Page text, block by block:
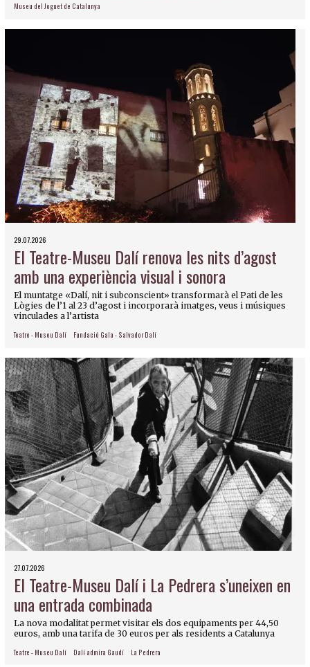
Museu del Joguet de Catalunya
29.07.2026
El Teatre-Museu Dalí renova les nits d’agost
amb una experiència visual i sonora
El muntatge «Dalí, nit i subconscient» transformarà el Pati de les
Lògies de l’1 al 23 d’agost i incorporarà imatges, veus i músiques
vinculades a l’artista
Teatre - Museu Dalí Fundació Gala - Salvador Dalí
27.07.2026
El Teatre-Museu Dalí i La Pedrera s’uneixen en
una entrada combinada
La nova modalitat permet visitar els dos equipaments per 44,50
euros, amb una tarifa de 30 euros per als residents a Catalunya
Teatre - Museu Dalí Dalí admira Gaudí La Pedrera